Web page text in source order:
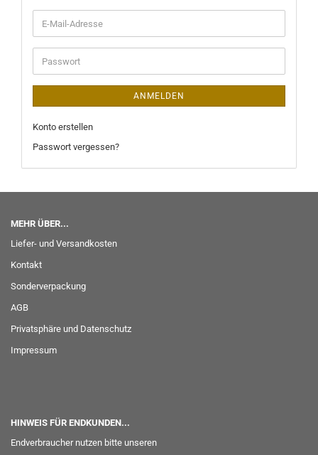
ANMELDEN
Konto erstellen
Passwort vergessen?
MEHR ÜBER...
Liefer- und Versandkosten
Kontakt
Sonderverpackung
AGB
Privatsphäre und Datenschutz
Impressum
HINWEIS FÜR ENDKUNDEN...
Endverbraucher nutzen bitte unseren